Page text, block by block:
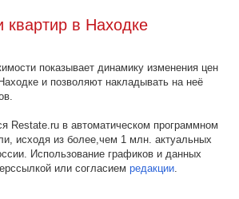
в Находке
показывает динамику изменения цен
и позволяют накладывать на неё
Restate.ru в автоматическом программном
исходя из более,чем 1 млн. актуальных
Использование графиков и данных
или согласием редакции.